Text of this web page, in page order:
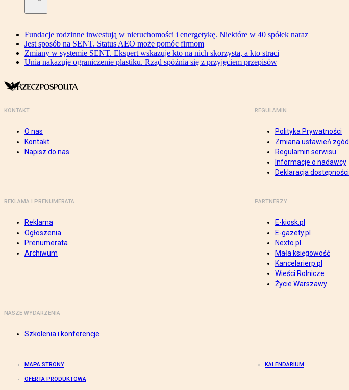
Fundacje rodzinne inwestują w nieruchomości i energetykę. Niektóre w 40 spółek naraz
Jest sposób na SENT. Status AEO może pomóc firmom
Zmiany w systemie SENT. Ekspert wskazuje kto na nich skorzysta, a kto straci
Unia nakazuje ograniczenie plastiku. Rząd spóźnia się z przyjęciem przepisów
KONTAKT
O nas
Kontakt
Napisz do nas
REGULAMIN
Polityka Prywatności
Zmiana ustawień zgód
Regulamin serwisu
Informacje o nadawcy
Deklaracja dostępności
REKLAMA I PRENUMERATA
Reklama
Ogłoszenia
Prenumerata
Archiwum
PARTNERZY
E-kiosk.pl
E-gazety.pl
Nexto.pl
Mała księgowość
Kancelarierp.pl
Wieści Rolnicze
Życie Warszawy
NASZE WYDARZENIA
Szkolenia i konferencje
MAPA STRONY KALENDARIUM
OFERTA PRODUKTOWA